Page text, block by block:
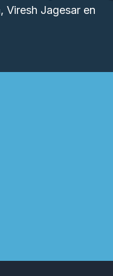
Viresh Jagesar en